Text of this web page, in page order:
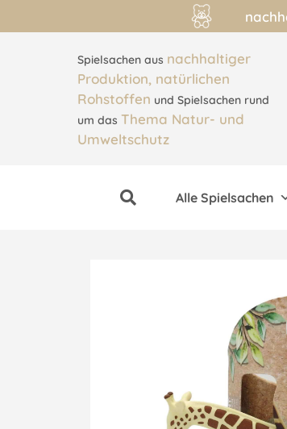
Spielsachen aus nachhaltiger
Produktion, natürlichen
Rohstoffen und Spielsachen rund
um das Thema Natur- und
Umweltschutz
Alle Spielsachen